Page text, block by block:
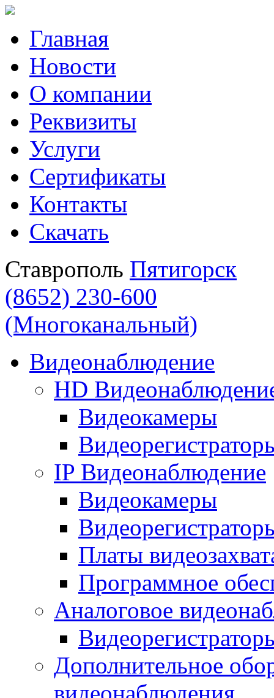
Главная
Новости
О компании
Реквизиты
Услуги
Сертификаты
Контакты
Скачать
Ставрополь Пятигорск
(8652) 230-600
(Многоканальный)
Видеонаблюдение
HD
Видеокамеры
IP Видеонаблюдение
Видеокамеры
Платы
Программное
Аналоговое
Дополнительное